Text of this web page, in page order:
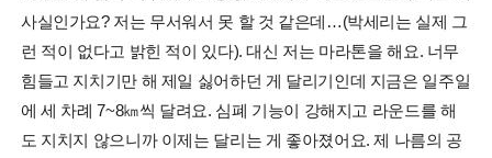
사실인가요? 저는 무서워서 못 할 것 같은데…(박세리는 실제 그
런 적이 없다고 밝힌 적이 있다). 대신 저는 마라톤을 해요. 너무
힘들고 지치기만 해 제일 싫어하던 게 달리기인데 지금은 일주일
에 세 차례 7~8㎞씩 달려요. 심폐 기능이 강해지고 라운드를 해
도 지치지 않으니까 이제는 달리는 게 좋아졌어요. 제 나름의 공